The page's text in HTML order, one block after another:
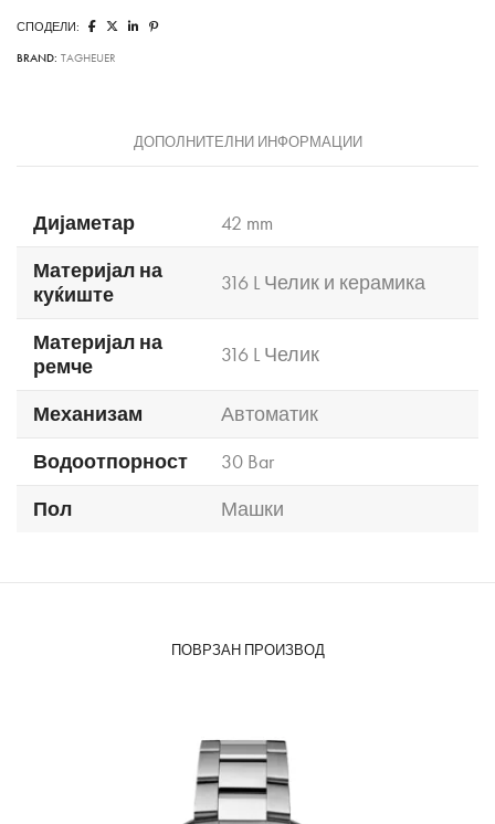
СПОДЕЛИ:
BRAND: TAGHEUER
ДОПОЛНИТЕЛНИ ИНФОРМАЦИИ
Дијаметар
42 mm
Материјал на
куќиште
316 L Челик и керамика
Материјал на
ремче
316 L Челик
Механизам
Автоматик
Водоотпорност
30 Bar
Пол
Машки
ПОВРЗАН ПРОИЗВОД